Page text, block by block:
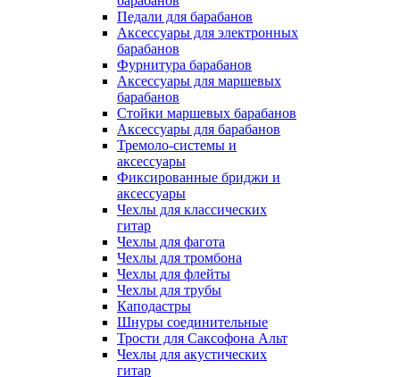
Педали для барабанов
Аксессуары для электронных
барабанов
Фурнитура барабанов
Аксессуары для маршевых
барабанов
Стойки маршевых барабанов
Аксессуары для барабанов
Тремоло-системы и
аксессуары
Фиксированные бриджи и
аксессуары
Чехлы для классических
гитар
Чехлы для фагота
Чехлы для тромбона
Чехлы для флейты
Чехлы для трубы
Каподастры
Шнуры соединительные
Трости для Саксофона Альт
Чехлы для акустических
гитар